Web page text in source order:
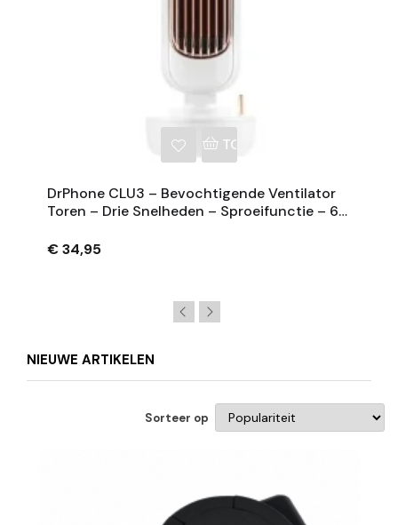
TOEVOEGEN AAN
DrPhone CLU3 – Bevochtigende Ventilator
Toren – Drie Snelheden – Sproeifunctie – 60
Wit
€ 34,95
NIEUWE ARTIKELEN
Sorteer op